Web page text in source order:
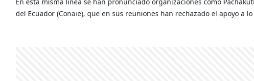
del Ecuador (Conaie), que en sus reuniones han rechazado el apoyo a